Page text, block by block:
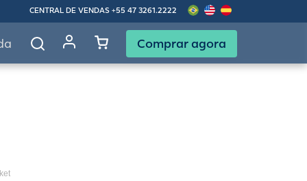
CENTRAL DE VENDAS +55 47 3261.2222
Comprar agora